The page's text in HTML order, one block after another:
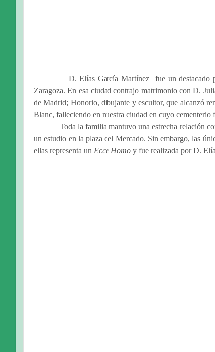
D. Elías García Martínez
fue un destacado
Zaragoza. En esa ciudad contrajo matrimonio con D.
de Madrid; Honorio, dibujante y escultor, que alcanzó
Blanc, falleciendo en nuestra ciudad en cuyo cementerio
Toda la familia mantuvo una estrecha relación
un estudio en la plaza del Mercado. Sin embargo, las
ellas representa un Ecce Homo y fue realizada por D.